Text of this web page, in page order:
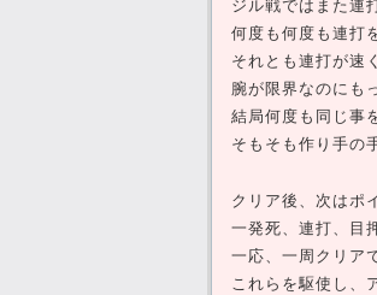
ジル戦ではまた連
何度も何度も連打
それとも連打が速
腕が限界なのにも
結局何度も同じ事
そもそも作り手の
クリア後、次はポ
一発死、連打、目
一応、一周クリア
これらを駆使し、